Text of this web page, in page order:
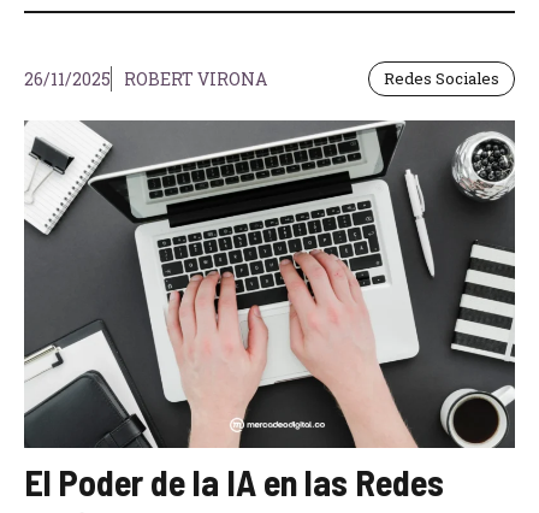
26/11/2025 ROBERT VIRONA Redes Sociales
El Poder de la IA en las Redes